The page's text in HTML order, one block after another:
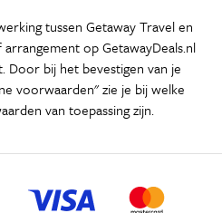
tussen Getaway Travel en
op GetawayDeals.nl
Door bij het bevestigen van je
voorwaarden" zie je bij welke
van toepassing zijn.